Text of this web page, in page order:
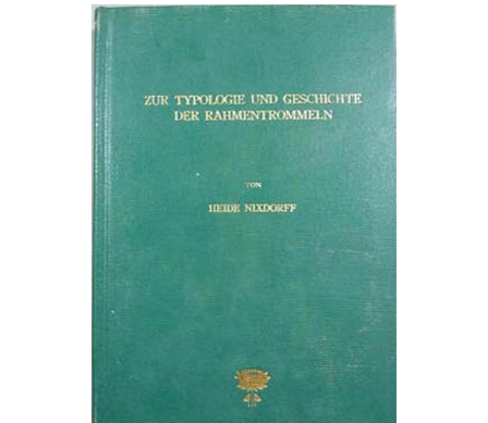
Libros antiguos
Arte y coleccionismo
Vendedores
Comenzar a vender
CERRAR